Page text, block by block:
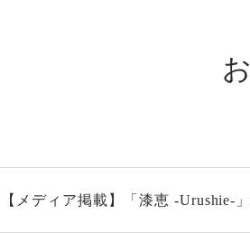
【メディア掲載】「漆恵 -Urushie-